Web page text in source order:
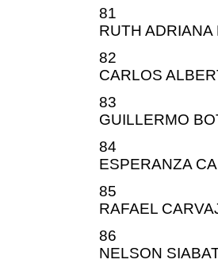
81
RUTH
82
CARLOS
83
GUILLERMO
84
ESPERANZA
85
RAFAEL
86
NELSON